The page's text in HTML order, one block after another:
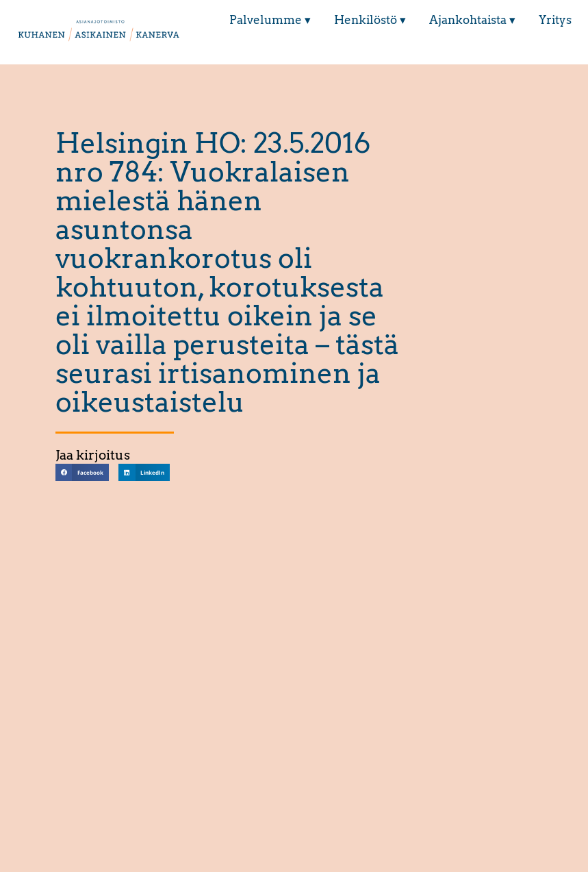
Palvelumme ▾ Henkilöstö ▾ Ajankohtaista ▾ Yritys
Helsingin HO: 23.5.2016
nro 784: Vuokralaisen
mielestä hänen
asuntonsa
vuokrankorotus oli
kohtuuton, korotuksesta
ei ilmoitettu oikein ja se
oli vailla perusteita – tästä
seurasi irtisanominen ja
oikeustaistelu
Jaa kirjoitus
Facebook LinkedIn